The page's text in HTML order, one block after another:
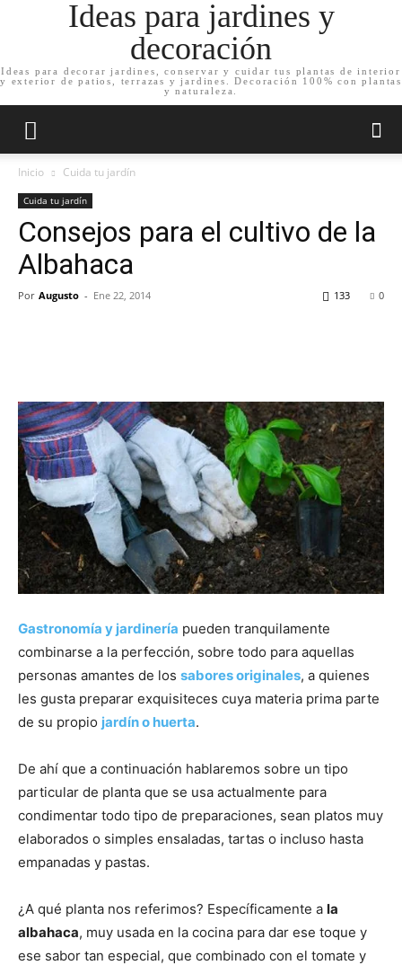
Ideas para jardines y
decoración
Ideas para decorar jardines, conservar y cuidar tus plantas de interior
y exterior de patios, terrazas y jardines. Decoración 100% con plantas
y naturaleza.
Inicio Cuida tu jardín
Cuida tu jardín
Consejos para el cultivo de la
Albahaca
Por Augusto - Ene 22, 2014 0
133
Gastronomía y jardinería pueden tranquilamente
combinarse a la perfección, sobre todo para aquellas
personas amantes de los sabores originales, a quienes
les gusta preparar exquisiteces cuya materia prima parte
de su propio jardín o huerta.
De ahí que a continuación hablaremos sobre un tipo
particular de planta que se usa actualmente para
condimentar todo tipo de preparaciones, sean platos muy
elaborados o simples ensaladas, tartas o incluso hasta
empanadas y pastas.
¿A qué planta nos referimos? Específicamente a la
albahaca, muy usada en la cocina para dar ese toque y
ese sabor tan especial, que combinado con el tomate y